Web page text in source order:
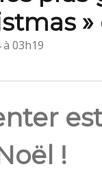
à 03h19
!